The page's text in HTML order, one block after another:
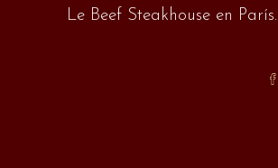
Le Beef Steakhouse en París.